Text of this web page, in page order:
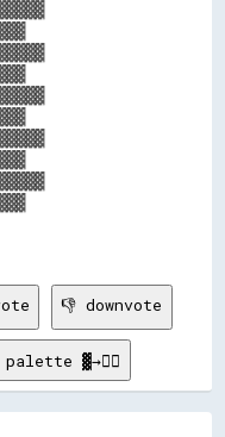
▓▓▓▓▓▓
👎 downvote
▓→✊🏽